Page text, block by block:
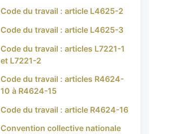
Code du travail : article L4625-2
Code du travail : article L4625-3
Code du travail : articles L7221-1
et L7221-2
Code du travail : articles R4624-
10 à R4624-15
Code du travail : article R4624-16
Convention collective nationale